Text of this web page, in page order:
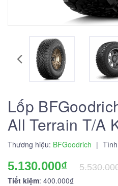
Lốp
All Terrain T/A
Thương hiệu: BFGoodrich |
5.130.000₫
Tiết kiệm: 400.000₫